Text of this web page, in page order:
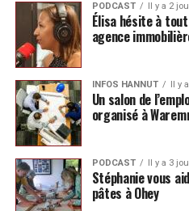
PODCAST Il y a 2
Élisa hésite à
agence
INFOS HANNUT Il y
Un salon de
organisé à
PODCAST Il y a 3
Stéphanie vous
pâtes à Ohey